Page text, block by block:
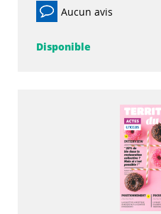
Aucun avis
Disponible